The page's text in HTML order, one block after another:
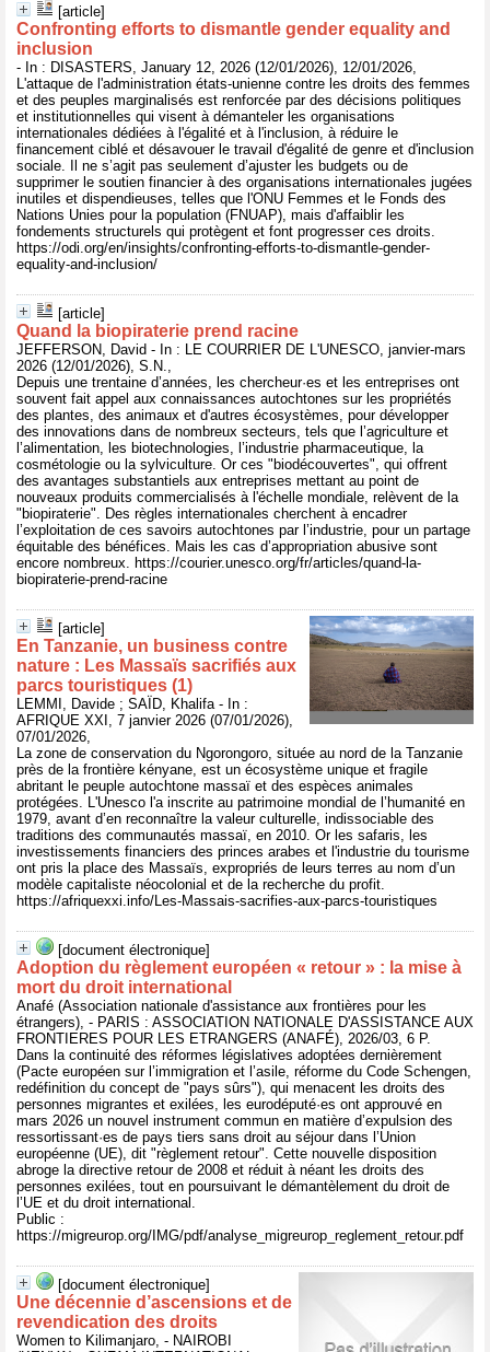
[article]
Confronting efforts to dismantle gender equality and
inclusion
- In : DISASTERS, January 12, 2026 (12/01/2026), 12/01/2026,
L'attaque de l'administration états-unienne contre les droits des femmes
et des peuples marginalisés est renforcée par des décisions politiques
et institutionnelles qui visent à démanteler les organisations
internationales dédiées à l'égalité et à l'inclusion, à réduire le
financement ciblé et désavouer le travail d'égalité de genre et d'inclusion
sociale. Il ne s’agit pas seulement d’ajuster les budgets ou de
supprimer le soutien financier à des organisations internationales jugées
inutiles et dispendieuses, telles que l'ONU Femmes et le Fonds des
Nations Unies pour la population (FNUAP), mais d'affaiblir les
fondements structurels qui protègent et font progresser ces droits.
https://odi.org/en/insights/confronting-efforts-to-dismantle-gender-
equality-and-inclusion/
[article]
Quand la biopiraterie prend racine
JEFFERSON, David - In : LE COURRIER DE L'UNESCO, janvier-mars
2026 (12/01/2026), S.N.,
Depuis une trentaine d’années, les chercheur·es et les entreprises ont
souvent fait appel aux connaissances autochtones sur les propriétés
des plantes, des animaux et d'autres écosystèmes, pour développer
des innovations dans de nombreux secteurs, tels que l’agriculture et
l’alimentation, les biotechnologies, l’industrie pharmaceutique, la
cosmétologie ou la sylviculture. Or ces "biodécouvertes", qui offrent
des avantages substantiels aux entreprises mettant au point de
nouveaux produits commercialisés à l'échelle mondiale, relèvent de la
"biopiraterie". Des règles internationales cherchent à encadrer
l’exploitation de ces savoirs autochtones par l’industrie, pour un partage
équitable des bénéfices. Mais les cas d’appropriation abusive sont
encore nombreux. https://courier.unesco.org/fr/articles/quand-la-
biopiraterie-prend-racine
[article]
En Tanzanie, un business contre
nature : Les Massaïs sacrifiés aux
parcs touristiques (1)
LEMMI, Davide ; SAÏD, Khalifa - In :
AFRIQUE XXI, 7 janvier 2026 (07/01/2026),
07/01/2026,
La zone de conservation du Ngorongoro, située au nord de la Tanzanie
près de la frontière kényane, est un écosystème unique et fragile
abritant le peuple autochtone massaï et des espèces animales
protégées. L'Unesco l'a inscrite au patrimoine mondial de l’humanité en
1979, avant d’en reconnaître la valeur culturelle, indissociable des
traditions des communautés massaï, en 2010. Or les safaris, les
investissements financiers des princes arabes et l'industrie du tourisme
ont pris la place des Massaïs, expropriés de leurs terres au nom d’un
modèle capitaliste néocolonial et de la recherche du profit.
https://afriquexxi.info/Les-Massais-sacrifies-aux-parcs-touristiques
[document électronique]
Adoption du règlement européen « retour » : la mise à
mort du droit international
Anafé (Association nationale d'assistance aux frontières pour les
étrangers), - PARIS : ASSOCIATION NATIONALE D'ASSISTANCE AUX
FRONTIERES POUR LES ETRANGERS (ANAFÉ), 2026/03, 6 P.
Dans la continuité des réformes législatives adoptées dernièrement
(Pacte européen sur l’immigration et l’asile, réforme du Code Schengen,
redéfinition du concept de "pays sûrs"), qui menacent les droits des
personnes migrantes et exilées, les eurodéputé·es ont approuvé en
mars 2026 un nouvel instrument commun en matière d’expulsion des
ressortissant·es de pays tiers sans droit au séjour dans l’Union
européenne (UE), dit "règlement retour". Cette nouvelle disposition
abroge la directive retour de 2008 et réduit à néant les droits des
personnes exilées, tout en poursuivant le démantèlement du droit de
l’UE et du droit international.
Public :
https://migreurop.org/IMG/pdf/analyse_migreurop_reglement_retour.pdf
[document électronique]
Une décennie d’ascensions et de
revendication des droits
Women to Kilimanjaro, - NAIROBI